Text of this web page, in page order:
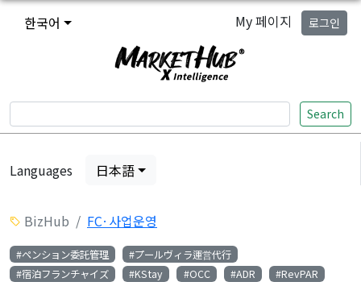
한국어 My 페이지 로그인
Search
Languages 日本語
BizHub FC·사업운영
#ペンション委託管理
#プールヴィラ運営代行
#宿泊フランチャイズ
#KStay #OCC #ADR
#RevPAR